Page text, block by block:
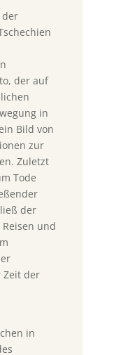
der
der auf
in
Bild von
zur
Zuletzt
Tode
der
und
Zeit der
in